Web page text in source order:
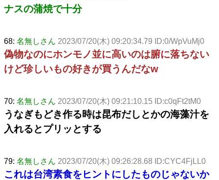
ナスの蒲焼で十分
68: 名無しさん 2023/07/20(木) 09:20:34.79 ID:0/WpVuMj0
偽物なのにホンモノ並に高いのは腑に落ちない
けど珍しいもの好きが買うんだなw
70: 名無しさん 2023/07/20(木) 09:21:10.15 ID:c0qFt2tM0
うなぎもどき作る時は昆布だしとかの海藻汁を
入れるとプリッとする
79: 名無しさん 2023/07/20(木) 09:26:28.68 ID:CYC4FjLL0
これは台湾素食をヒントにしたものじゃないか